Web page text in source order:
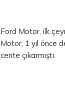
Ford Motor, ilk
Motor, 1 yıl önce
cente çıkarmıştı.